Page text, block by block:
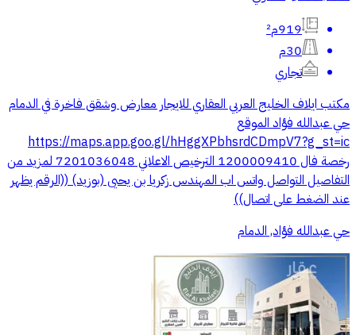
919م²
30م
تجاري
مكتب ايلاف الخليج العربي العقاري للايجار معارض وشقق فاخرة في الدمام
حي عبدالله فؤاد الموقع
https://maps.app.goo.gl/hHggXPbhsrdCDmpV7?g_st=ic
رخصة فال 1200009410 الترخيص الاعلاني 7201036048 لمزيد من
التفاصيل التواصل واتس اب المهندس زكريا بن يحيى (بوزيد) ((الرقم يظهر
عند الضغط على اتصال))
حي عبدالله فؤاد, الدمام